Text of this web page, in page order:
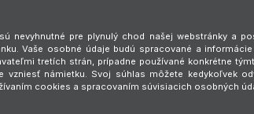
nevyhnutné pre plynulý chod našej webstránky a
Vaše osobné údaje budú spracované a
tretích strán, prípadne používané konkrétne
vzniesť námietku. Svoj súhlas môžete kedykoľvek
cookies a spracovaním súvisiacich osobných